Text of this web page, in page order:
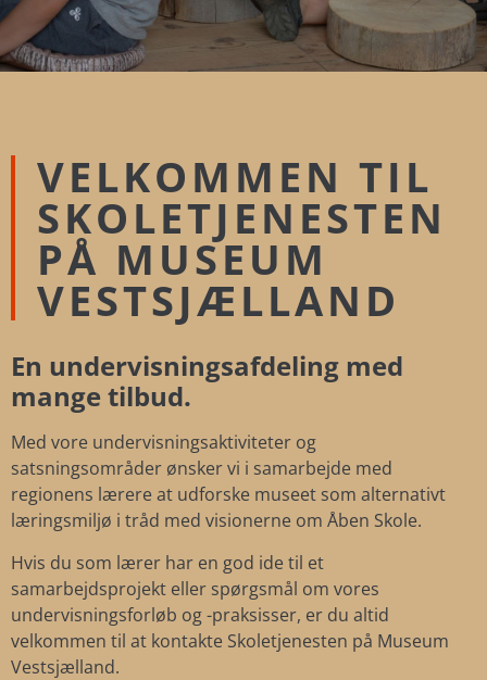
VELKOMMEN TIL
SKOLETJENESTEN
PÅ MUSEUM
VESTSJÆLLAND
En undervisningsafdeling med
mange tilbud.
Med vore undervisningsaktiviteter og
satsningsområder ønsker vi i samarbejde med
regionens lærere at udforske museet som alternativt
læringsmiljø i tråd med visionerne om Åben Skole.
Hvis du som lærer har en god ide til et
samarbejdsprojekt eller spørgsmål om vores
undervisningsforløb og -praksisser, er du altid
velkommen til at kontakte Skoletjenesten på Museum
Vestsjælland.